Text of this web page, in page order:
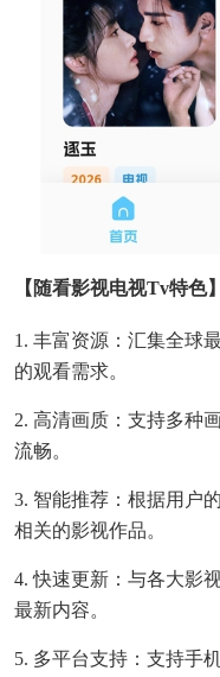
【随看影视电视Tv特色】
1. 丰富资源：汇集全球
的观看需求。
2. 高清画质：支持多种
流畅。
3. 智能推荐：根据用户
相关的影视作品。
4. 快速更新：与各大影
最新内容。
5. 多平台支持：支持手